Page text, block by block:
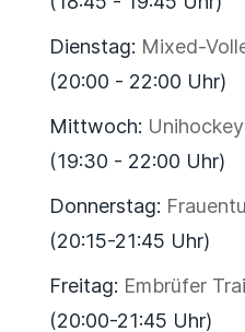
Dienstag: Mixed-
(20:00 - 22:00 Uhr)
Mittwoch:
(19:30 - 22:00 Uhr)
Donnerstag:
(20:15-21:45 Uhr)
Freitag: Embrüfer
(20:00-21:45 Uhr)